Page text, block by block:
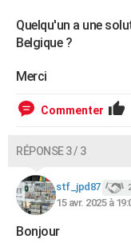
Quelqu'un a une
Belgique ?
Merci
Commenter
RÉPONSE 3 / 3
stf_jpd87
15 avr. 2025 à
Bonjour